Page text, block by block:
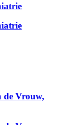
de Vrouw,